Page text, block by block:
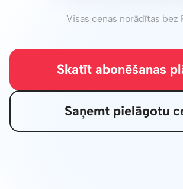
Visas cenas norādītas bez
Skatīt abonēšanas
Saņemt pielāgotu